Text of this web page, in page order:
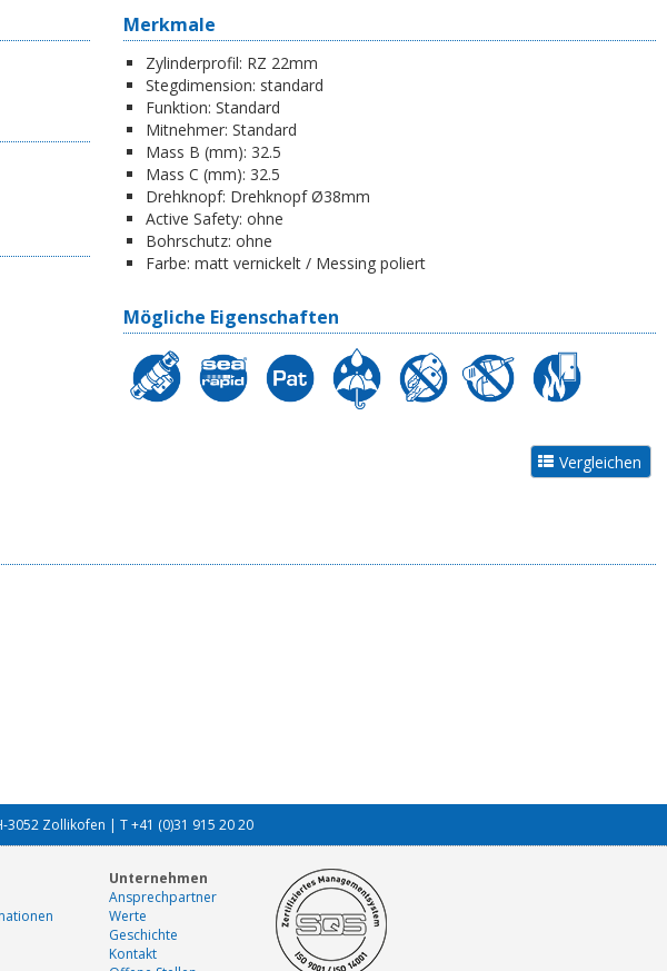
Merkmale
Zylinderprofil: RZ 22mm
Stegdimension: standard
Funktion: Standard
Mitnehmer: Standard
Mass B (mm): 32.5
Mass C (mm): 32.5
Drehknopf: Drehknopf Ø38mm
Active Safety: ohne
Bohrschutz: ohne
Farbe: matt vernickelt / Messing poliert
Mögliche Eigenschaften
3052 Zollikofen | T +41 (0)31 915 20 20
Unternehmen
Ansprechpartner
Werte
Geschichte
Kontakt